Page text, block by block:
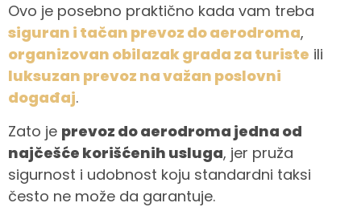
Ovo je posebno praktično kada vam treba
siguran i tačan prevoz do aerodroma,
organizovan obilazak grada za turiste ili
luksuzan prevoz na važan poslovni
događaj.
Zato je prevoz do aerodroma jedna od
najčešće korišćenih usluga, jer pruža
sigurnost i udobnost koju standardni taksi
često ne može da garantuje.